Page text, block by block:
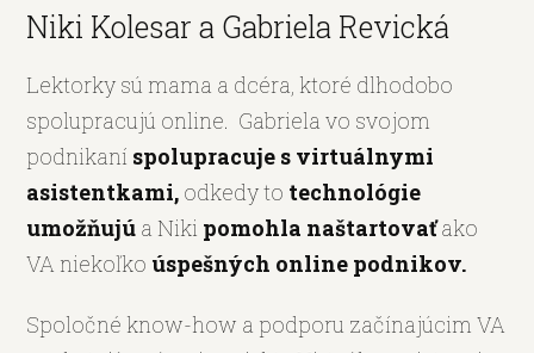
Niki Kolesar a Gabriela Revická
Lektorky sú mama a dcéra, ktoré dlhodobo
spolupracujú online. Gabriela vo svojom
podnikaní spolupracuje s virtuálnymi
asistentkami, odkedy to technológie
umožňujú a Niki pomohla naštartovaťako
VA niekoľko úspešných online podnikov.
Spoločné know-how a podporu začínajúcim VA